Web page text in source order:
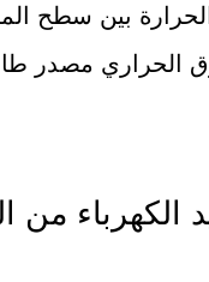
بين سطح
الحراري مصدر
من